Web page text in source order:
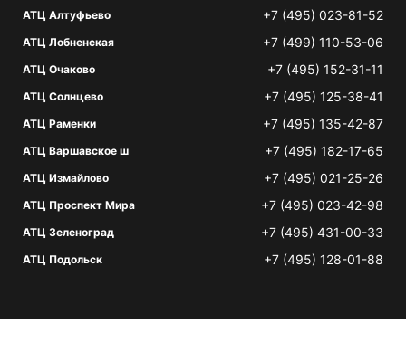
АТЦ Алтуфьево +7 (495) 023-81-52
АТЦ Лобненская +7 (499) 110-53-06
АТЦ Очаково +7 (495) 152-31-11
АТЦ Солнцево +7 (495) 125-38-41
АТЦ Раменки +7 (495) 135-42-87
АТЦ Варшавское ш +7 (495) 182-17-65
АТЦ Измайлово +7 (495) 021-25-26
АТЦ Проспект Мира +7 (495) 023-42-98
АТЦ Зеленоград +7 (495) 431-00-33
АТЦ Подольск +7 (495) 128-01-88